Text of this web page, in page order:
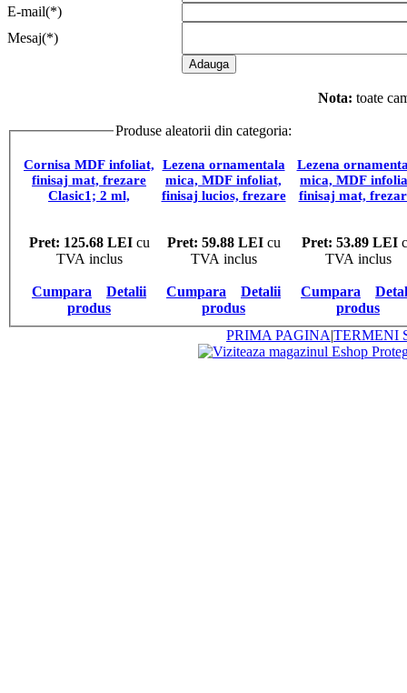
E-mail(*)
Mesaj(*)
Nota: toate
Produse aleatorii din categoria:
Cornisa MDF infoliat,
finisaj mat, frezare
Clasic1; 2 ml,
Pret: 125.68 LEIcu
TVA inclus
Cumpara
Detalii
produs
Lezena ornamentala
mica, MDF infoliat,
finisaj lucios, frezare
Pret: 59.88 LEIcu
TVA inclus
Cumpara
Detalii
produs
Lezena
mica, MDF
finisaj mat,
Pret: 53.89 LEI
TVA inclus
Cumpara
produs
PRIMA PAGINA|TERMENI